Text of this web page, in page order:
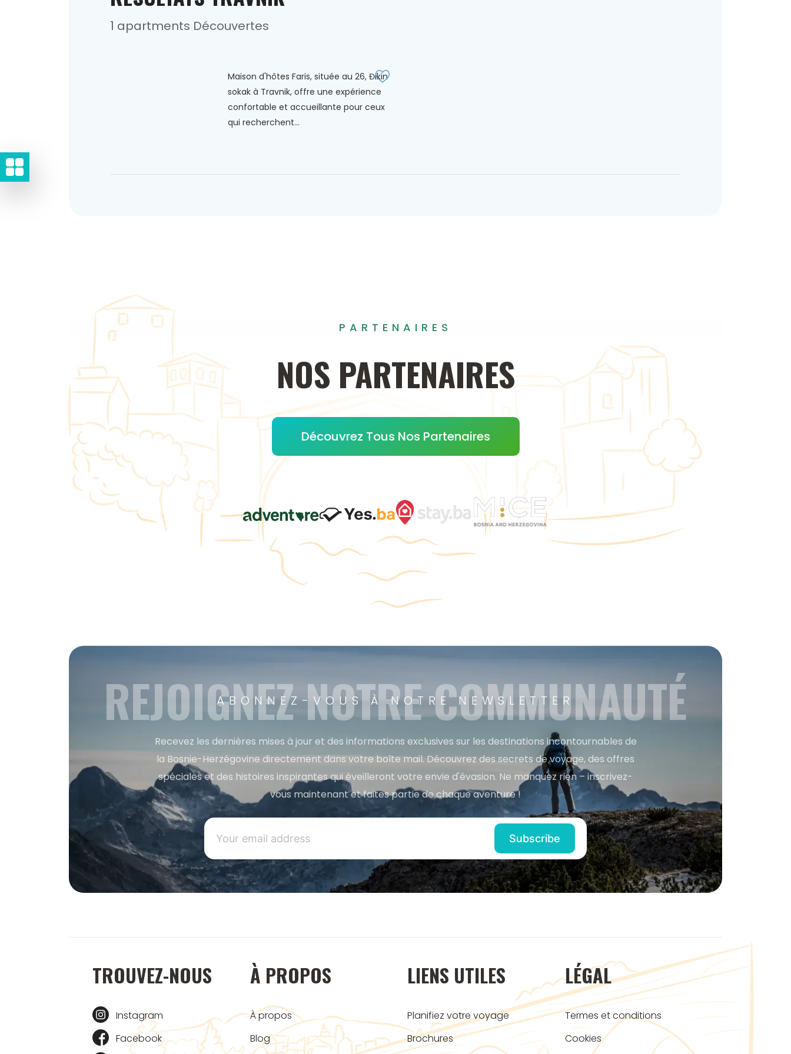
1 apartments Découvertes
Maison d'hôtes Faris, située au 26, Đikin
sokak à Travnik, offre une expérience
confortable et accueillante pour ceux
qui recherchent...
PARTENAIRES
NOS PARTENAIRES
Découvrez Tous Nos Partenaires
ABONNEZ-VOUS À NOTRE NEWSLETTER
REJOIGNEZ NOTRE COMMUNAUTÉ
Recevez les dernières mises à jour et des informations exclusives sur les destinations incontournables de
la Bosnie-Herzégovine directement dans votre boîte mail. Découvrez des secrets de voyage, des offres
spéciales et des histoires inspirantes qui éveilleront votre envie d'évasion. Ne manquez rien – inscrivez-
vous maintenant et faites partie de chaque aventure !
TROUVEZ-NOUS
Instagram
Facebook
À PROPOS
À propos
Blog
LIENS UTILES
Planifiez votre voyage
Brochures
LÉGAL
Termes et conditions
Cookies